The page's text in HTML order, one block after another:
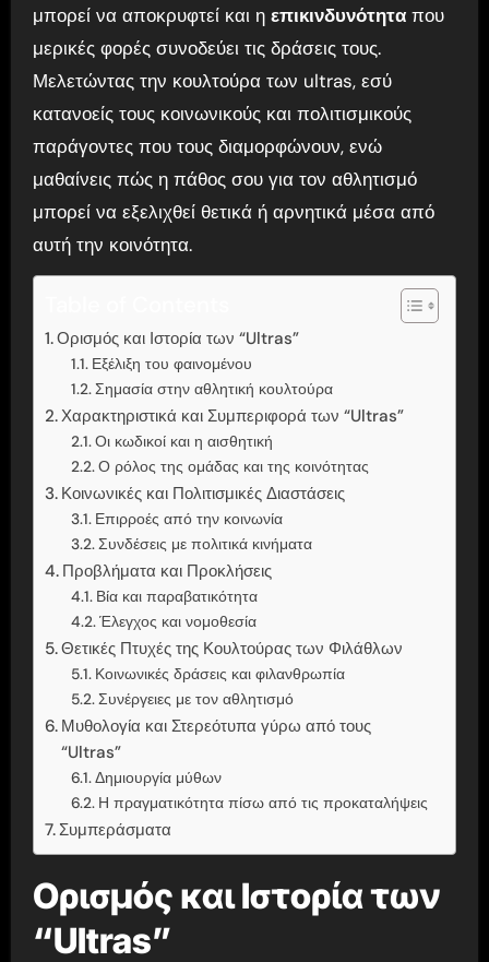
μπορεί να αποκρυφτεί και η επικινδυνότηταπου
μερικές φορές συνοδεύει τις δράσεις τους.
Μελετώντας την κουλτούρα των ultras, εσύ
κατανοείς τους κοινωνικούς και πολιτισμικούς
παράγοντες που τους διαμορφώνουν, ενώ
μαθαίνεις πώς η πάθος σου για τον αθλητισμό
μπορεί να εξελιχθεί θετικά ή αρνητικά μέσα από
αυτή την κοινότητα.
Ορισμός και Ιστορία των “Ultras”
Εξέλιξη του φαινομένου
Σημασία στην αθλητική κουλτούρα
Χαρακτηριστικά και Συμπεριφορά των “Ultras”
Οι κωδικοί και η αισθητική
Ο ρόλος της ομάδας και της κοινότητας
Κοινωνικές και Πολιτισμικές Διαστάσεις
Επιρροές από την κοινωνία
Συνδέσεις με πολιτικά κινήματα
Προβλήματα και Προκλήσεις
Βία και παραβατικότητα
Έλεγχος και νομοθεσία
Θετικές Πτυχές της Κουλτούρας των Φιλάθλων
Κοινωνικές δράσεις και φιλανθρωπία
Συνέργειες με τον αθλητισμό
Μυθολογία και Στερεότυπα γύρω από τους
“Ultras”
Δημιουργία μύθων
Η πραγματικότητα πίσω από τις προκαταλήψεις
Συμπεράσματα
Ορισμός και Ιστορία των
“Ultras”